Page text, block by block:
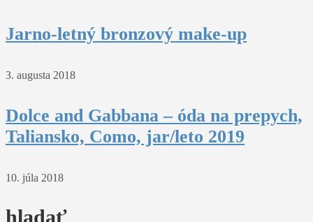
Jarno-letný bronzový make-up
3. augusta 2018
Dolce and Gabbana – óda na prepych,
Taliansko, Como, jar/leto 2019
10. júla 2018
hladať